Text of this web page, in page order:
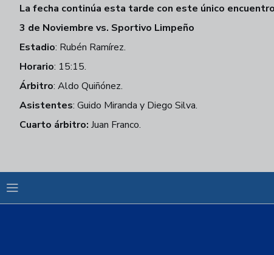
La fecha continúa esta tarde con este único
3 de Noviembre vs. Sportivo Limpeño
Estadio: Rubén Ramírez.
Horario: 15:15.
Árbitro: Aldo Quiñónez.
Asistentes: Guido Miranda y Diego Silva.
Cuarto árbitro: Juan Franco.